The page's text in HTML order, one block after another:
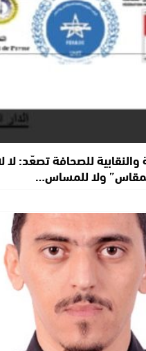
والنقابية للصحافة تصعّد: لا
ولا للمساس…